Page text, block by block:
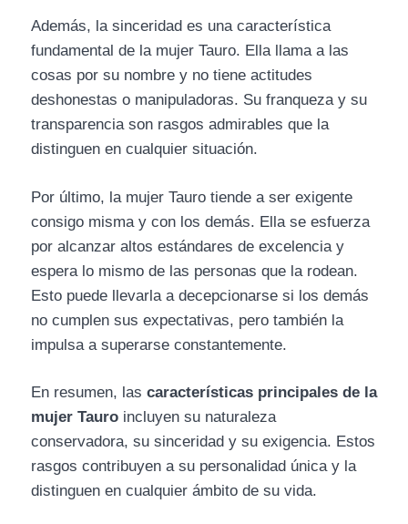
Además, la sinceridad es una característica
fundamental de la mujer Tauro. Ella llama a las
cosas por su nombre y no tiene actitudes
deshonestas o manipuladoras. Su franqueza y su
transparencia son rasgos admirables que la
distinguen en cualquier situación.
Por último, la mujer Tauro tiende a ser exigente
consigo misma y con los demás. Ella se esfuerza
por alcanzar altos estándares de excelencia y
espera lo mismo de las personas que la rodean.
Esto puede llevarla a decepcionarse si los demás
no cumplen sus expectativas, pero también la
impulsa a superarse constantemente.
En resumen, las características principales de la
mujer Tauro incluyen su naturaleza
conservadora, su sinceridad y su exigencia. Estos
rasgos contribuyen a su personalidad única y la
distinguen en cualquier ámbito de su vida.